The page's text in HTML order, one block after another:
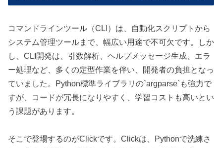
コマンドラインツール（CLI）は、自動化スクリプトから
システム管理ツールまで、幅広い用途で不可欠です。しか
し、CLI開発は、引数解析、ヘルプメッセージ生成、エラ
ー処理など、多くの定型作業を伴い、開発者の負担となっ
ていました。Python標準ライブラリの`argparse`も強力で
すが、コードが冗長になりやすく、学習コストも高いとい
う課題があります。
そこで登場するのがClickです。Clickは、Pythonで洗練さ